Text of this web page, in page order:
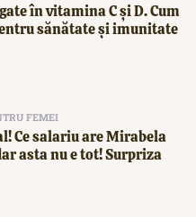
în vitamina C și D. Cum
sănătate și imunitate
FEMEI
Ce salariu are Mirabela
asta nu e tot! Surpriza